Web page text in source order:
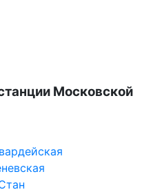
Московской